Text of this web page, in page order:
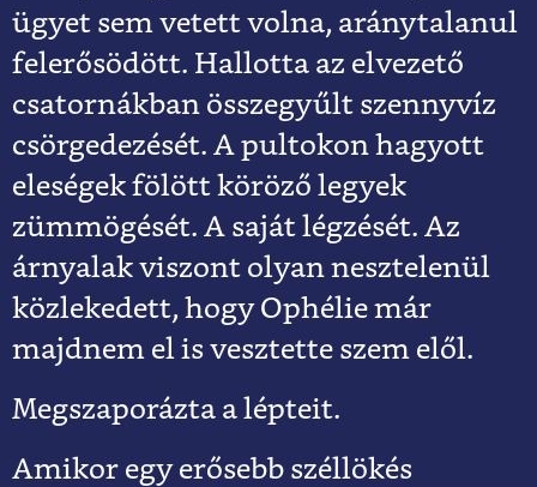
ügyet sem vetett volna, aránytalanul
felerősödött. Hallotta az elvezető
csatornákban összegyűlt szennyvíz
csörgedezését. A pultokon hagyott
eleségek fölött köröző legyek
zümmögését. A saját légzését. Az
árnyalak viszont olyan nesztelenül
közlekedett, hogy Ophélie már
majdnem el is vesztette szem elől.
Megszaporázta a lépteit.
Amikor egy erősebb széllökés